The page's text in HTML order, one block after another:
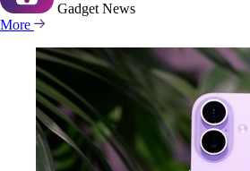
Gadget News
More